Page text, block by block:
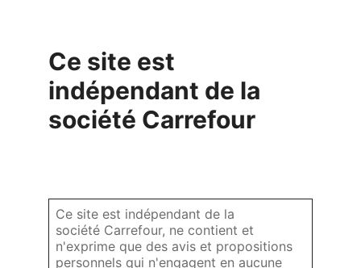
Ce site est
indépendant de la
société Carrefour
Ce site est indépendant de la
société Carrefour, ne contient et
n'exprime que des avis et propositions
personnels qui n'engagent en aucune